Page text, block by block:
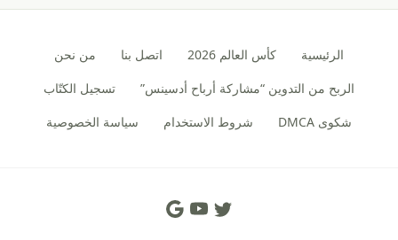
الرئيسية كأس العالم 2026 اتصل بنا
من نحن
الربح من التدوين “مشاركة أرباح أدسينس”
تسجيل الكتّاب
شكوى DMCA
شروط الاستخدام سياسة الخصوصية
Social Links